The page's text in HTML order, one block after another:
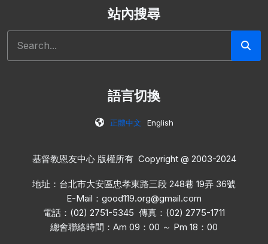
站內搜尋
語言切換
正體中文 English
基督教恩友中心 版權所有 Copyright @ 2003-2024
地址：台北市大安區忠孝東路三段 248巷 19弄 36號
E-Mail： good119.org@gmail.com
電話：(02) 2751-5345 傳真：(02) 2775-1711
總會聯絡時間：Am 09：00 ～ Pm 18：00